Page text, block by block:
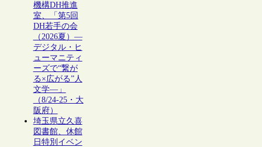
機構DH推進
室、「第5回
DH若手の会
（2026夏）―
デジタル・ヒ
ューマニティ
ーズで“繋が
る×広がる”人
文学―」
（8/24-25・大
阪府）
埼玉県立久喜
図書館、休館
日特別イベン